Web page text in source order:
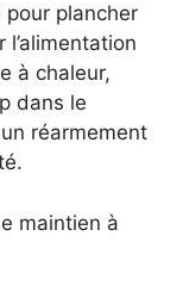
pour plancher
à chaleur,
dans le
réarmement
maintien à